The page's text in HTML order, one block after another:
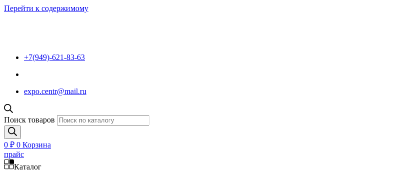
Перейти к содержимому
+7(949)-621-83-63
expo.centr@mail.ru
Поиск товаров
0 ₽ 0 Корзина
прайс
Каталог